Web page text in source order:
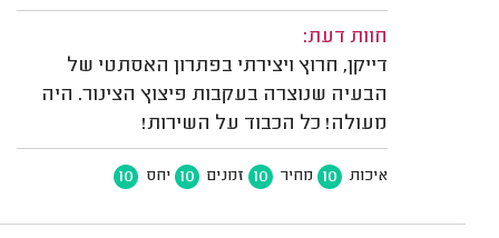
חוות דעת:
דייקן, חרוץ ויצירתי בפתרון האסתטי של
הבעיה שנוצרה בעקבות פיצוץ הצינור. היה
מעולה! כל הכבוד על השירות!
איכות 10 מחיר 10 זמנים 10 יחס 10